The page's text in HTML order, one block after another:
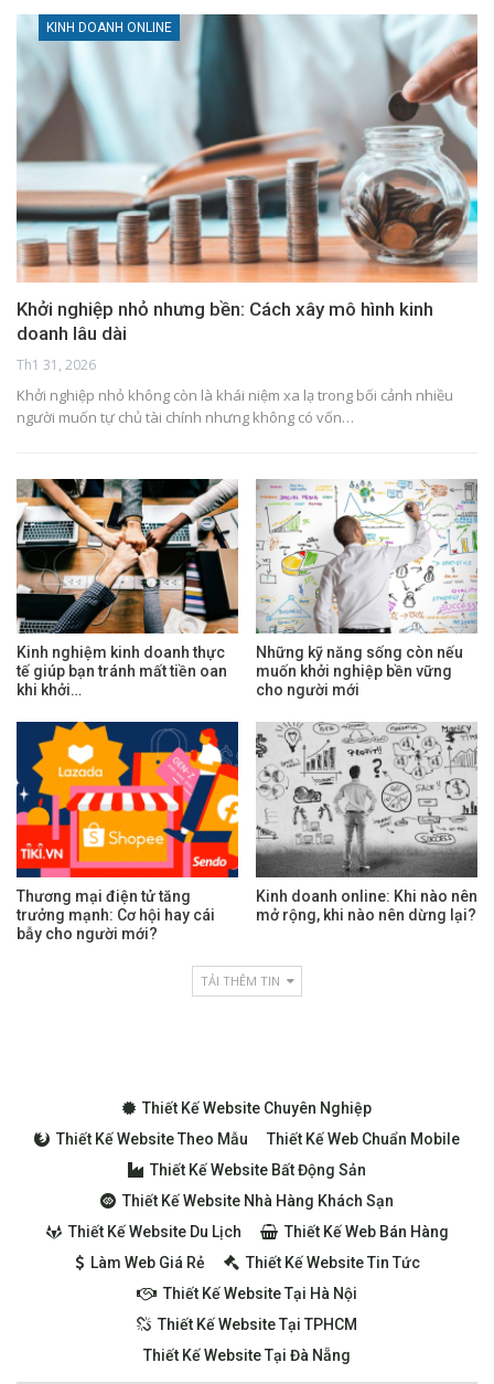
KINH DOANH ONLINE
Khởi nghiệp nhỏ nhưng bền: Cách xây mô hình kinh
doanh lâu dài
Th1 31, 2026
Khởi nghiệp nhỏ không còn là khái niệm xa lạ trong bối cảnh nhiều
người muốn tự chủ tài chính nhưng không có vốn…
Kinh nghiệm kinh doanh thực
tế giúp bạn tránh mất tiền oan
khi khởi…
Những kỹ năng sống còn nếu
muốn khởi nghiệp bền vững
cho người mới
Thương mại điện tử tăng
trưởng mạnh: Cơ hội hay cái
bẫy cho người mới?
Kinh doanh online: Khi nào nên
mở rộng, khi nào nên dừng lại?
TẢI THÊM TIN
Thiết Kế Website Chuyên Nghiệp
Thiết Kế Website Theo Mẫu
Thiết Kế Web Chuẩn Mobile
Thiết Kế Website Bất Động Sản
Thiết Kế Website Nhà Hàng Khách Sạn
Thiết Kế Website Du Lịch
Thiết Kế Web Bán Hàng
Làm Web Giá Rẻ
Thiết Kế Website Tin Tức
Thiết Kế Website Tại Hà Nội
Thiết Kế Website Tại TPHCM
Thiết Kế Website Tại Đà Nẵng